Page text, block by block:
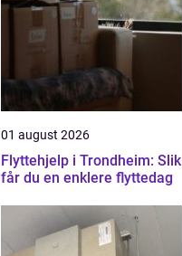
01 august 2026
Flyttehjelp i Trondheim: Slik
får du en enklere flyttedag